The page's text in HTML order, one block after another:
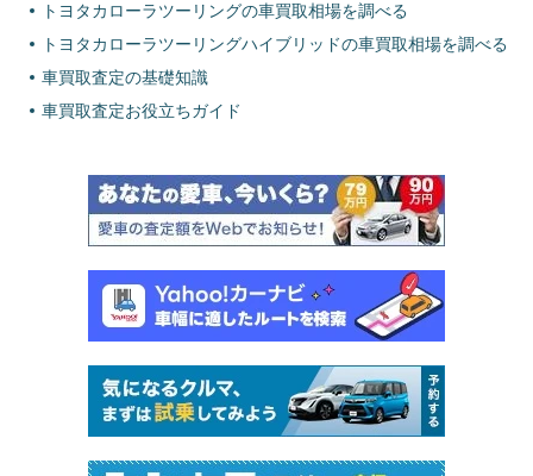
トヨタカローラツーリングの車買取相場を調べる
トヨタカローラツーリングハイブリッドの車買取相場を調べる
車買取査定の基礎知識
車買取査定お役立ちガイド